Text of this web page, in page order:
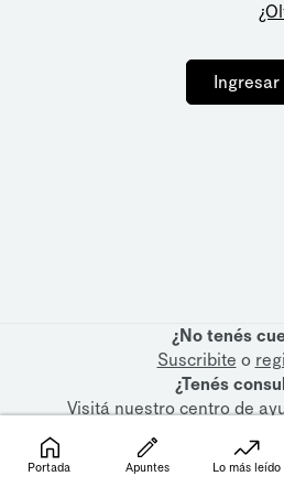
Ingresar
¿No tenés
Suscribite o
¿Tenés
Visitá nuestrocentro de
Portada Apuntes Lo más leído